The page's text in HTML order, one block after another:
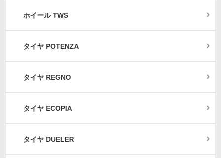
ホイール TWS
タイヤ POTENZA
タイヤ REGNO
タイヤ ECOPIA
タイヤ DUELER